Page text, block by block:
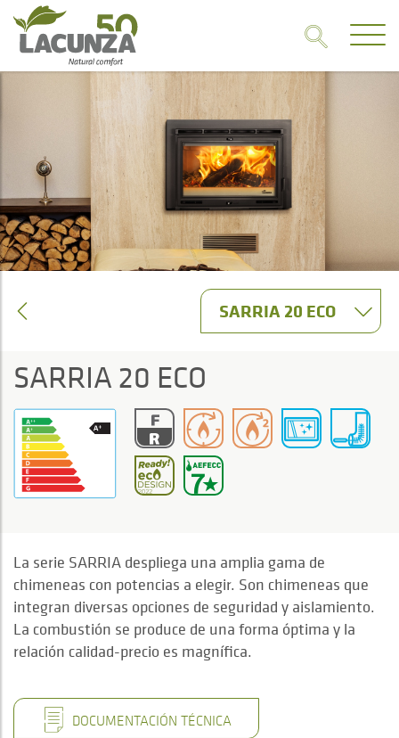
SARRIA 20 ECO
SARRIA 20 ECO
La serie SARRIA despliega una amplia gama de
chimeneas con potencias a elegir. Son chimeneas que
integran diversas opciones de seguridad y aislamiento.
La combustión se produce de una forma óptima y la
relación calidad-precio es magnífica.
DOCUMENTACIÓN TÉCNICA